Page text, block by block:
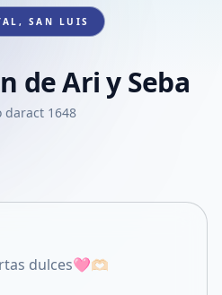
SAN LUIS
de Ari y Seba
daract 1648
dulces🩷🫶🏻